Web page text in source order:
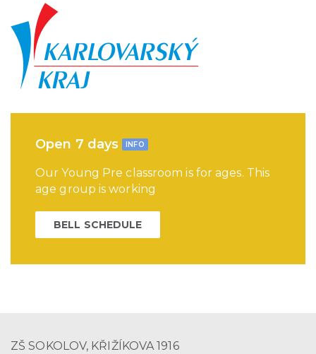
Open 7 days INFO
Our Young Pre classroom is for ages. This
age group is working
BELL SCHEDULE
ZŠ SOKOLOV, KŘIŽÍKOVA 1916